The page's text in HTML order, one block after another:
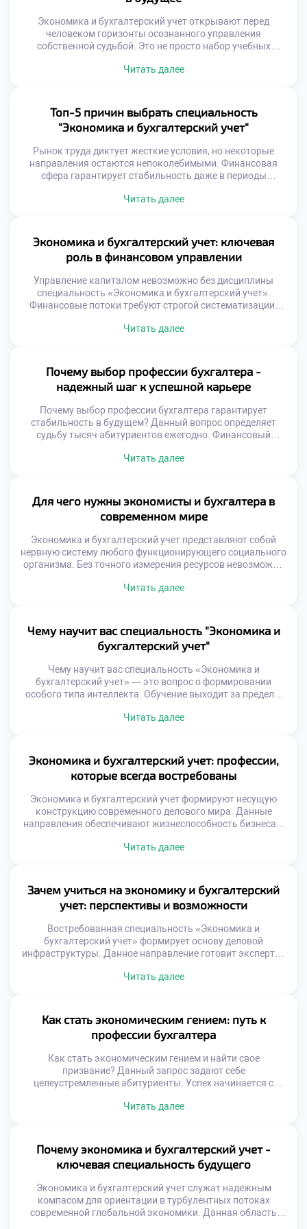
интеграторам. Гибридные компетенции создают […]
Экономика и бухгалтерский учет открывают перед
человеком горизонты осознанного управления
собственной судьбой. Это не просто набор учебных
формирует иммунитет к хаосу внешней среды. Мир
теряют свою эффективность. Только системное
образование дает ключи к пониманию скрытых
механизмов […]
Читать далее
Топ-5 причин выбрать специальность
"Экономика и бухгалтерский учет"
Рынок труда диктует жесткие условия, но некоторые
направления остаются непоколебимыми. Финансовая
сфера гарантирует стабильность даже в периоды
качество жизни на десятилетия вперед. Многие
текущие тренды, но и долгосрочные перспективы.
Грамотный подход к выбору специальности экономит
время и ресурсы. Ниже […]
Читать далее
Экономика и бухгалтерский учет: ключевая
роль в финансовом управлении
Управление капиталом невозможно без дисциплины
специальность «Экономика и бухгалтерский учет».
Финансовые потоки требуют строгой систематизации.
решения опираются на факты. Хаос в документах
отражает здоровье организации. Отчетность показывает
истинную эффективность. Грамотный учет
предотвращает банкротство. Экономический анализ
выявляет скрытые […]
Читать далее
Почему выбор профессии бухгалтера -
надежный шаг к успешной карьере
Почему выбор профессии бухгалтера гарантирует
стабильность в будущем? Данный вопрос определяет
судьбу тысяч абитуриентов ежегодно. Финансовый
кризисов. Учетные кадры нужны всегда и везде.
Цифры обретают смысл лишь через экспертный взгляд.
Надежность этой специальности проверена
десятилетиями. Рынок […]
Читать далее
Для чего нужны экономисты и бухгалтера в
современном мире
Экономика и бухгалтерский учет представляют собой
нервную систему любого функционирующего социального
организма. Без точного измерения ресурсов невозможно
обмена. Эти профессии обеспечивают саму возможность
механической фиксации операций. На самом деле
специалисты создают информационную модель
реальности для принятия решений. Именно […]
Читать далее
Чему научит вас специальность "Экономика и
бухгалтерский учет"
Чему научит вас специальность «Экономика и
бухгалтерский учет» — это вопрос о формировании
особого типа интеллекта. Обучение выходит за пределы
Студент обретает способность структурировать
личностной зрелости и ответственности. Молодой
человек учится принимать взвешенные решения на
основе достоверных фактов. Навык […]
Читать далее
Экономика и бухгалтерский учет: профессии,
которые всегда востребованы
Экономика и бухгалтерский учет формируют несущую
конструкцию современного делового мира. Данные
направления обеспечивают жизнеспособность бизнеса и
квалифицированных кадров невозможно представить
трансформирует методы работы, но не снижает ценность
человеческих компетенций. Цифровые инструменты
берут на себя рутинные вычисления, оставляя людям
аналитические задачи. Работодатели ищут сотрудников,
[…]
Читать далее
Зачем учиться на экономику и бухгалтерский
учет: перспективы и возможности
Востребованная специальность «Экономика и
бухгалтерский учет» формирует основу деловой
инфраструктуры. Данное направление готовит экспертов
теряет управляемость. Учетные данные отражают
специалисты обеспечивают прозрачность операций.
Финансовая дисциплина начинается с
квалифицированных кадров. Рынок нуждается в
подготовленных практиках. Образование задает
стандарты профессионализма. Абитуриенты […]
Читать далее
Как стать экономическим гением: путь к
профессии бухгалтера
Как стать экономическим гением и найти свое
призвание? Данный запрос задают себе
целеустремленные абитуриенты. Успех начинается с
требует не просто вычислений. Здесь необходим глубокий
проявляется в безупречной системности. Специалист
видит за цифрами живые процессы. Именно такое
восприятие создает настоящего мастера. Обычный
исполнитель […]
Читать далее
Почему экономика и бухгалтерский учет -
ключевая специальность будущего
Экономика и бухгалтерский учет служат надежным
компасом для ориентации в турбулентных потоках
современной глобальной экономики. Данная область